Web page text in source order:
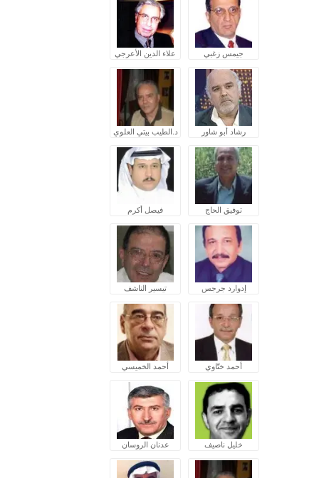
جيمس زغبي علاء الدين الأعرجي
رشاد أبو شاور د.الطيب بيتي العلوي
توفيق الحاج فيصل أكرم
إدوارد جرجس تيسير الناشف
أحمد ختّاوي أحمد الخميسي
خليل ناصيف عدنان الروسان